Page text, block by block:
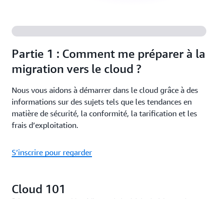
Partie 1 : Comment me préparer à la
migration vers le cloud ?
Nous vous aidons à démarrer dans le cloud grâce à des
informations sur des sujets tels que les tendances en
matière de sécurité, la conformité, la tarification et les
frais d’exploitation.
S’inscrire pour regarder
Cloud 101